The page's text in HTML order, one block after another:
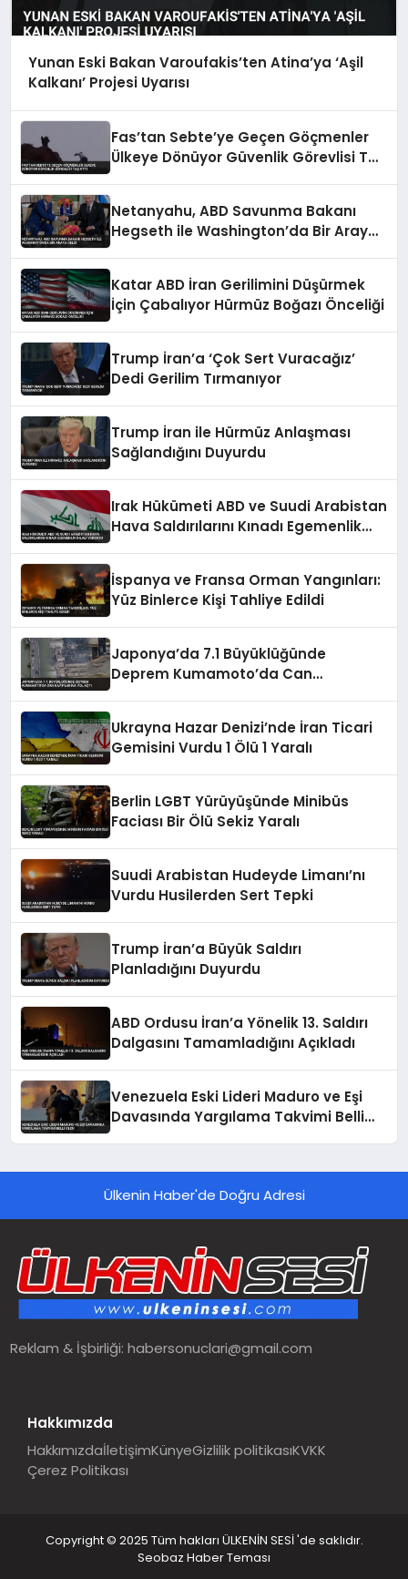
Yunan Eski Bakan Varoufakis’ten Atina’ya ‘Aşil
Kalkanı’ Projesi Uyarısı
Fas’tan Sebte’ye Geçen Göçmenler
Ülkeye Dönüyor Güvenlik Görevlisi Taş
Netanyahu, ABD Savunma Bakanı
Hegseth ile Washington’da Bir Araya
Katar ABD İran Gerilimini Düşürmek
İçin Çabalıyor Hürmüz Boğazı Önceliği
Trump İran’a ‘Çok Sert Vuracağız’
Dedi Gerilim Tırmanıyor
Trump İran ile Hürmüz Anlaşması
Sağlandığını Duyurdu
Irak Hükümeti ABD ve Suudi Arabistan
Hava Saldırılarını Kınadı Egemenlik
İspanya ve Fransa Orman Yangınları:
Yüz Binlerce Kişi Tahliye Edildi
Japonya’da 7.1 Büyüklüğünde
Deprem Kumamoto’da Can
Ukrayna Hazar Denizi’nde İran Ticari
Gemisini Vurdu 1 Ölü 1 Yaralı
Berlin LGBT Yürüyüşünde Minibüs
Faciası Bir Ölü Sekiz Yaralı
Suudi Arabistan Hudeyde Limanı’nı
Vurdu Husilerden Sert Tepki
Trump İran’a Büyük Saldırı
Planladığını Duyurdu
ABD Ordusu İran’a Yönelik 13. Saldırı
Dalgasını Tamamladığını Açıkladı
Venezuela Eski Lideri Maduro ve Eşi
Davasında Yargılama Takvimi Belli
Ülkenin Haber'de Doğru Adresi
Reklam & İşbirliği:habersonuclari@gmail.com
Hakkımızda
HakkımızdaİletişimKünyeGizlilik politikasıKVKK
Çerez Politikası
Copyright © 2025 Tüm hakları ÜLKENİN SESİ 'de saklıdır.
Seobaz Haber Teması